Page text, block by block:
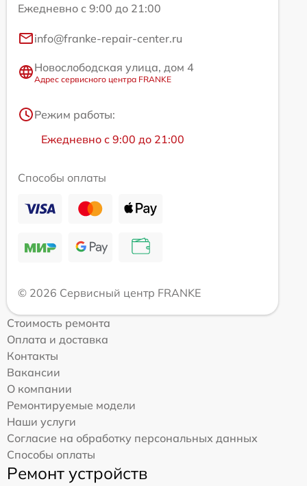
Ежедневно с 9:00 до 21:00
info@franke-repair-center.ru
Новослободская улица, дом 4
Адрес сервисного центра FRANKE
Режим работы:
Ежедневно с 9:00 до 21:00
Способы оплаты
© 2026 Сервисный центр FRANKE
Стоимость ремонта
Оплата и доставка
Контакты
Вакансии
О компании
Ремонтируемые модели
Наши услуги
Согласие на обработку персональных данных
Способы оплаты
Ремонт устройств